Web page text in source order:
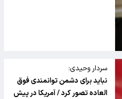
سردار وحیدی:
نباید برای دشمن توانمندی فوق
العاده تصور کرد / آمریکا در پیش